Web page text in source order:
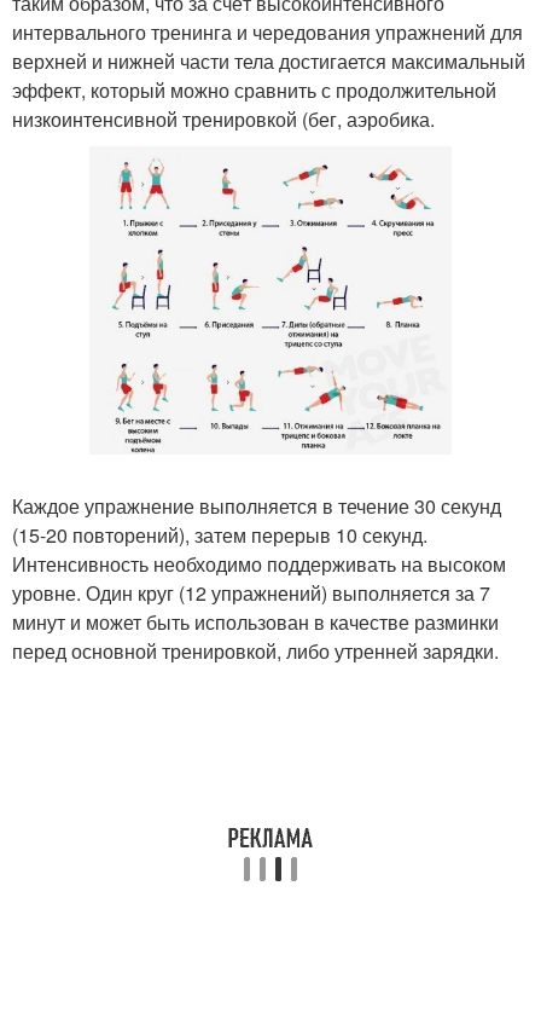
интервального тренинга и чередования упражнений для
верхней и нижней части тела достигается максимальный
эффект, который можно сравнить с продолжительной
низкоинтенсивной тренировкой (бег, аэробика.
Каждое упражнение выполняется в течение 30 секунд
(15-20 повторений), затем перерыв 10 секунд.
Интенсивность необходимо поддерживать на высоком
уровне. Один круг (12 упражнений) выполняется за 7
минут и может быть использован в качестве разминки
перед основной тренировкой, либо утренней зарядки.